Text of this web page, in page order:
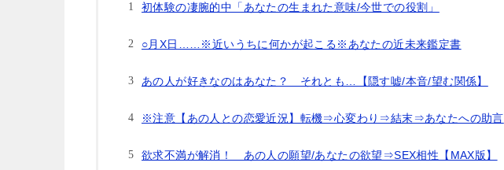
初体験の凄腕的中「あなたの生まれた意味/今世での役割」
○月X日……※近いうちに何かが起こる※あなたの近未来鑑定書
あの人が好きなのはあなた？ それとも…【隠す嘘/本音/望む関係】
※注意【あの人との恋愛近況】転機⇒心変わり⇒結末⇒あなたへの助言
欲求不満が解消！ あの人の願望/あなたの欲望⇒SEX相性【MAX版】